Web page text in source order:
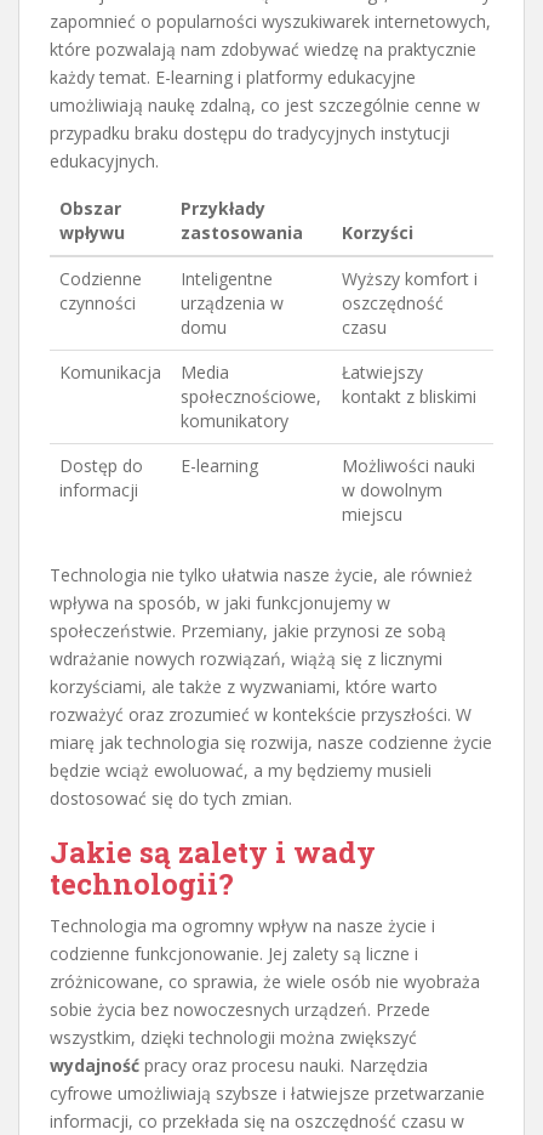
zapomnieć o popularności wyszukiwarek internetowych,
które pozwalają nam zdobywać wiedzę na praktycznie
każdy temat. E-learning i platformy edukacyjne
umożliwiają naukę zdalną, co jest szczególnie cenne w
przypadku braku dostępu do tradycyjnych instytucji
edukacyjnych.
Obszar
wpływu
Przykłady
zastosowania
Korzyści
Codzienne
czynności
Inteligentne
urządzenia w
domu
Wyższy komfort i
oszczędność
czasu
Komunikacja
Media
społecznościowe,
komunikatory
Łatwiejszy
kontakt z bliskimi
Dostęp do
informacji
E-learning
Możliwości nauki
w dowolnym
miejscu
Technologia nie tylko ułatwia nasze życie, ale również
wpływa na sposób, w jaki funkcjonujemy w
społeczeństwie. Przemiany, jakie przynosi ze sobą
wdrażanie nowych rozwiązań, wiążą się z licznymi
korzyściami, ale także z wyzwaniami, które warto
rozważyć oraz zrozumieć w kontekście przyszłości. W
miarę jak technologia się rozwija, nasze codzienne życie
będzie wciąż ewoluować, a my będziemy musieli
dostosować się do tych zmian.
Jakie są zalety i wady
technologii?
Technologia ma ogromny wpływ na nasze życie i
codzienne funkcjonowanie. Jej zalety są liczne i
zróżnicowane, co sprawia, że wiele osób nie wyobraża
sobie życia bez nowoczesnych urządzeń. Przede
wszystkim, dzięki technologii można zwiększyć
wydajność pracy oraz procesu nauki. Narzędzia
cyfrowe umożliwiają szybsze i łatwiejsze przetwarzanie
informacji, co przekłada się na oszczędność czasu w